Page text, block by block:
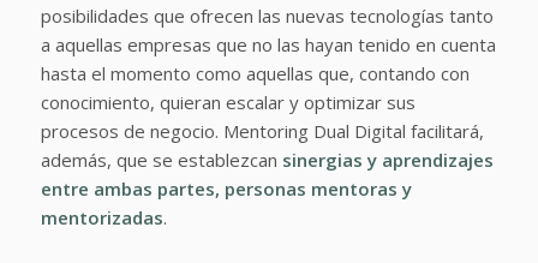
posibilidades que ofrecen las nuevas tecnologías tanto
a aquellas empresas que no las hayan tenido en cuenta
hasta el momento como aquellas que, contando con
conocimiento, quieran escalar y optimizar sus
procesos de negocio. Mentoring Dual Digital facilitará,
además, que se establezcan sinergias y aprendizajes
entre ambas partes, personas mentoras y
mentorizadas.